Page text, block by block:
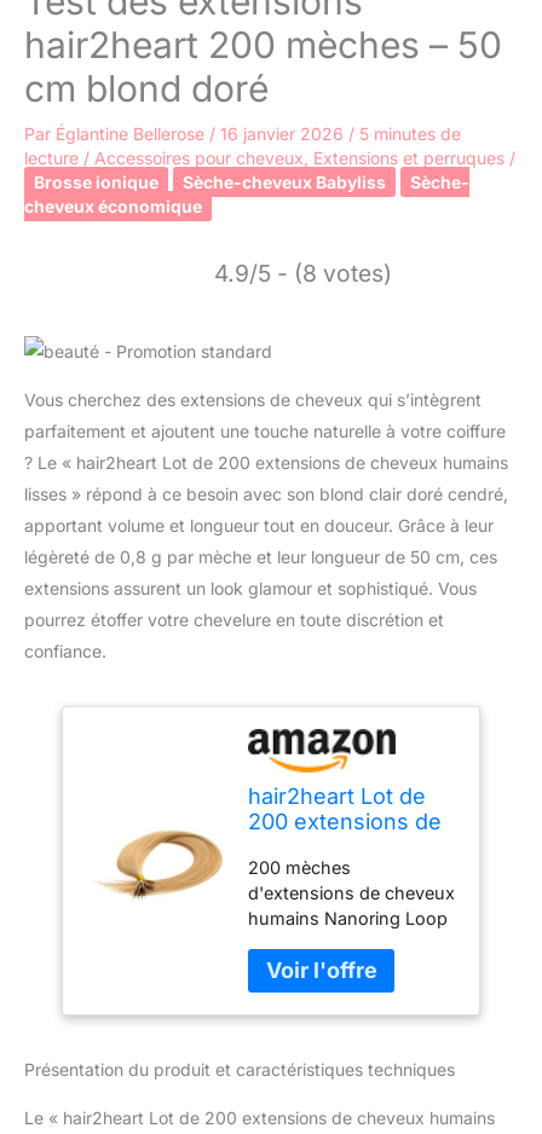
hair2heart 200 mèches – 50
cm blond doré
Par Églantine Bellerose / 16 janvier 2026 / 5 minutes de
lecture / Accessoires pour cheveux Extensions et perruques /
Brosse ionique
Sèche-cheveux Babyliss
Sèche-
cheveux économique
4.9/5 - (8 votes)
Vous cherchez des extensions de cheveux qui s’intègrent
parfaitement et ajoutent une touche naturelle à votre coiffure
? Le « hair2heart Lot de 200 extensions de cheveux humains
lisses » répond à ce besoin avec son blond clair doré cendré,
apportant volume et longueur tout en douceur. Grâce à leur
légèreté de 0,8 g par mèche et leur longueur de 50 cm, ces
extensions assurent un look glamour et sophistiqué. Vous
pourrez étoffer votre chevelure en toute discrétion et
confiance.
hair2heart Lot de
200 extensions de
lisses - 0,8 g - 50
cm - 9/31 blond clair
doré cendré
200 mèches
d'extensions de cheveux
humains Nanoring Loop
50 cm de long. Le poids
total des cheveux de
l'extension de cheveux
de 160 g Les extensions
naturels indiens
Présentation du produit et caractéristiques techniques
Le « hair2heart Lot de 200 extensions de cheveux humains